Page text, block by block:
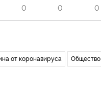
0 0 0
от коронавируса Общество